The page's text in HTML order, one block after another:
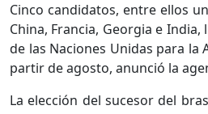
Cinco candidatos, entre ellos
China, Francia, Georgia e
de las Naciones Unidas para la
partir de agosto, anunció la
La elección del sucesor del